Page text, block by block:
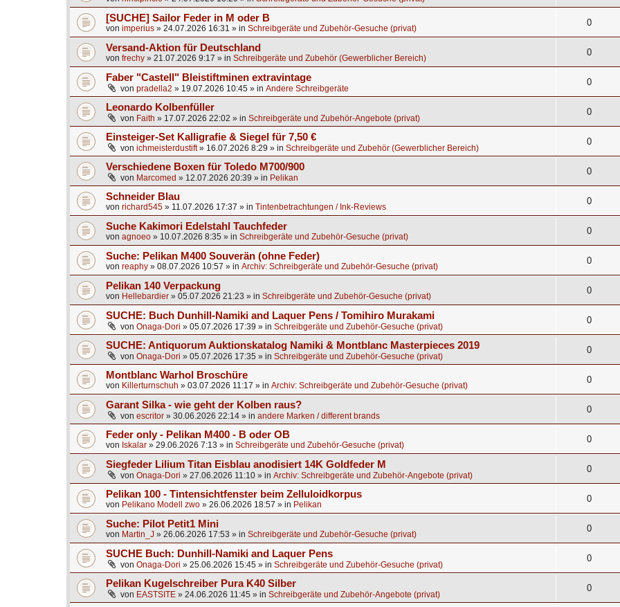
[SUCHE] Sailor Feder in M oder B
von imperius » 24.07.2026 16:31 » in Schreibgeräte und Zubehör-Gesuche (privat)
0
Versand-Aktion für Deutschland
von frechy » 21.07.2026 9:17 » in Schreibgeräte und Zubehör (Gewerblicher Bereich)
0
Faber "Castell" Bleistiftminen extravintage
von pradella2 » 19.07.2026 10:45 » in Andere Schreibgeräte
0
Leonardo Kolbenfüller
von Faith » 17.07.2026 22:02 » in Schreibgeräte und Zubehör-Angebote (privat)
0
Einsteiger-Set Kalligrafie & Siegel für 7,50 €
von ichmeisterdustift» 16.07.2026 8:29 » in Schreibgeräte und Zubehör (Gewerblicher Bereich)
0
Verschiedene Boxen für Toledo M700/900
von Marcomed » 12.07.2026 20:39 » in Pelikan
0
Schneider Blau
von richard545 » 11.07.2026 17:37 » in Tintenbetrachtungen / Ink-Reviews
0
Suche Kakimori Edelstahl Tauchfeder
von agnoeo » 10.07.2026 8:35 » in Schreibgeräte und Zubehör-Gesuche (privat)
0
Suche: Pelikan M400 Souverän (ohne Feder)
von reaphy » 08.07.2026 10:57 » in Archiv: Schreibgeräte und Zubehör-Gesuche (privat)
0
Pelikan 140 Verpackung
von Hellebardier » 05.07.2026 21:23 » in Schreibgeräte und Zubehör-Gesuche (privat)
0
SUCHE: Buch Dunhill-Namiki and Laquer Pens / Tomihiro Murakami
von Onaga-Dori » 05.07.2026 17:39 » in Schreibgeräte und Zubehör-Gesuche (privat)
0
SUCHE: Antiquorum Auktionskatalog Namiki & Montblanc Masterpieces 2019
von Onaga-Dori » 05.07.2026 17:35 » in Schreibgeräte und Zubehör-Gesuche (privat)
0
Montblanc Warhol Broschüre
von Killerturnschuh » 03.07.2026 11:17 » in Archiv: Schreibgeräte und Zubehör-Gesuche (privat)
0
Garant Silka - wie geht der Kolben raus?
von escritor » 30.06.2026 22:14 » in andere Marken / different brands
0
Feder only - Pelikan M400 - B oder OB
von Iskalar » 29.06.2026 7:13 » in Schreibgeräte und Zubehör-Gesuche (privat)
0
Siegfeder Lilium Titan Eisblau anodisiert 14K Goldfeder M
von Onaga-Dori » 27.06.2026 11:10 » in Archiv: Schreibgeräte und Zubehör-Angebote (privat)
0
Pelikan 100 - Tintensichtfenster beim Zelluloidkorpus
von Pelikano Modell zwo » 26.06.2026 18:57 » in Pelikan
0
Suche: Pilot Petit1 Mini
von Martin_J » 26.06.2026 17:53 » in Schreibgeräte und Zubehör-Gesuche (privat)
0
SUCHE Buch: Dunhill-Namiki and Laquer Pens
von Onaga-Dori » 25.06.2026 15:45 » in Schreibgeräte und Zubehör-Gesuche (privat)
0
Pelikan Kugelschreiber Pura K40 Silber
von EASTSITE » 24.06.2026 11:45 » in Schreibgeräte und Zubehör-Angebote (privat)
0